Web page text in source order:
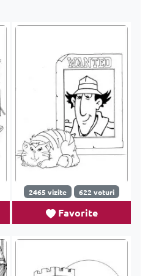
2465 vizite 622 voturi
Favorite